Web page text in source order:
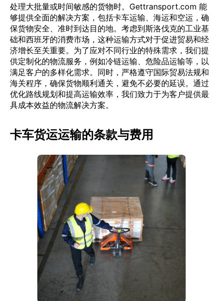
处理大批量或时间敏感的货物时。Gettransport.com 能
够提供全面的解决方案，包括卡车运输、海运和空运，确
保货物安全、准时到达目的地。考虑到斯洛伐克的工业基
础和西班牙的消费市场，这种运输方式对于促进贸易和经
济增长至关重要。为了应对不同行业的特殊需求，我们提
供定制化的物流服务，例如冷链运输、危险品运输等，以
满足客户的多样化需求。同时，严格遵守国际贸易法规和
海关程序，确保货物顺利通关，避免不必要的延误。通过
优化路线规划和提高运输效率，我们致力于为客户提供最
具成本效益的物流解决方案。
卡车货运运输的条款与费用